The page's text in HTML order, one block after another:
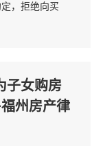
，拒绝向买
子女购房
州房产律